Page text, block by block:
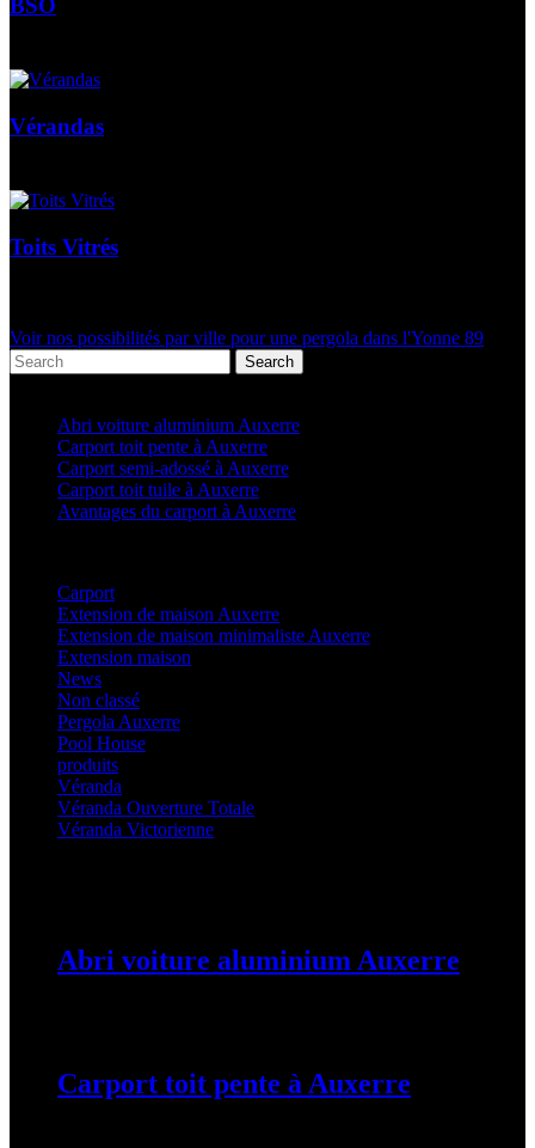
BSO
Vérandas
Toits Vitrés
Voir nos possibilités par ville pour une pergola dans l'Yonne 89
Search
Abri voiture aluminium Auxerre
Carport toit pente à Auxerre
Carport semi-adossé à Auxerre
Carport toit tuile à Auxerre
Avantages du carport à Auxerre
Carport
Extension de maison Auxerre
Extension de maison minimaliste Auxerre
Extension maison
News
Non classé
Pergola Auxerre
Pool House
produits
Véranda
Véranda Ouverture Totale
Véranda Victorienne
Abri voiture aluminium Auxerre
Carport toit pente à Auxerre